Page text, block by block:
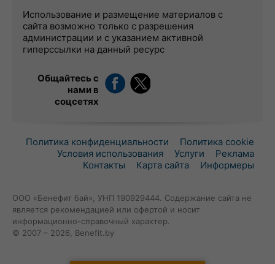
Использование и размещение материалов с
сайта возможно только с разрешения
администрации и с указанием активной
гиперссылки на данный ресурс
Общайтесь с
нами в
соцсетях
Политика конфиденциальности
Политика cookie
Условия использования
Услуги
Реклама
Контакты
Карта сайта Информеры
ООО «Бенефит бай», УНП 190929444. Содержание сайта не
является рекомендацией или офертой и носит
информационно-справочный характер.
© 2007 – 2026, Benefit.by